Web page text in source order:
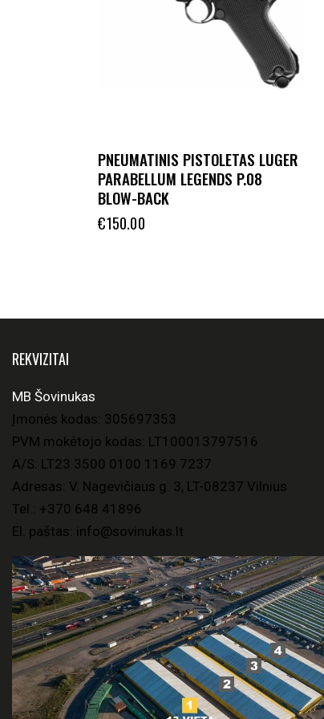
PNEUMATINIS PISTOLETAS LUGER
PARABELLUM LEGENDS P.08
BLOW-BACK
€150.00
REKVIZITAI
MB Šovinukas
Įmonės kodas: 305697353
PVM mokėtojo kodas: LT100013797516
A/S: LT23 3500 0100 1169 7237
Adresas: V. Nagevičiaus g. 3, LT-08237 Vilnius
Tel.: +370 648 41896
El. paštas: info@sovinukas.lt